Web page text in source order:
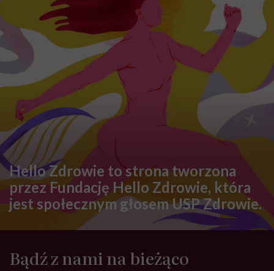
Hello Zdrowie to strona tworzona
przez Fundację Hello Zdrowie, która
jest społecznym głosem USP Zdrowie.
Bądź z nami na bieżąco